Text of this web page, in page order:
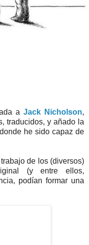
a Jack Nicholson,
traducidos, y añado la
he sido capaz de
de los (diversos)
(y entre ellos,
podían formar una